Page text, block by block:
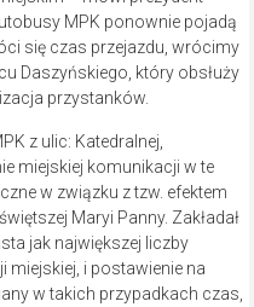
MPK ponownie pojadą
się czas przejazdu, wrócimy
Daszyńskiego, który obsłuży
przystanków.
z ulic: Katedralnej,
miejskiej komunikacji w te
w związku z tzw. efektem
Maryi Panny. Zakładał
jak największej liczby
i postawienie na
w takich przypadkach czas,